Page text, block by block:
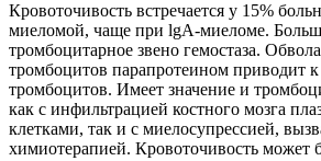
Кровоточивость встречается у 15%
миеломой, чаще при lgA-миеломе.
тромбоцитарное звено гемостаза.
тромбоцитов парапротеином приводит
тромбоцитов. Имеет значение и
как с инфильтрацией костного мозга
клетками, так и с миелосупрессией,
химиотерапией. Кровоточивость может